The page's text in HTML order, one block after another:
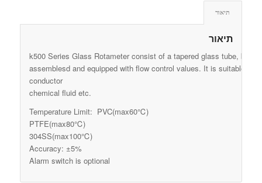
תיאור
תיאור
k500 Series Glass Rotameter consist of a tapered glass tube,
assemblesd and equipped with flow control values. It is suitable
conductor
chemical fluid etc.
Temperature Limit: PVC(max60℃)
PTFE(max80℃)
304SS(max100℃)
Accuracy: ±5%
Alarm switch is optional